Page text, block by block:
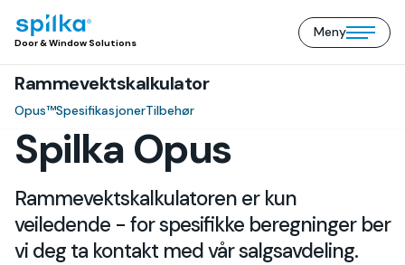
Door
Window
Solutions
(NO)
Door & Window Solutions
Meny
Open/close
Rammevektskalkulator
Opus™SpesifikasjonerTilbehør
Spilka Opus
Rammevektskalkulatoren er kun
veiledende - for spesifikke beregninger ber
vi deg ta kontakt med vår salgsavdeling.